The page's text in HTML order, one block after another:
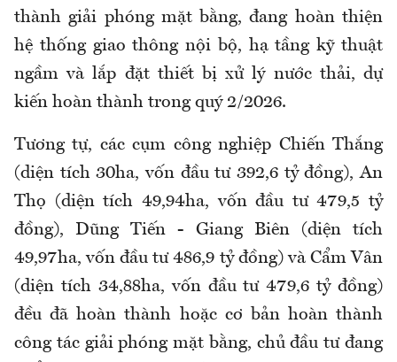
thành giải phóng mặt bằng, đang hoàn thiện
hệ thống giao thông nội bộ, hạ tầng kỹ thuật
ngầm và lắp đặt thiết bị xử lý nước thải, dự
kiến hoàn thành trong quý 2/2026.
Tương tự, các cụm công nghiệp Chiến Thắng
(diện tích 30ha, vốn đầu tư 392,6 tỷ đồng), An
Thọ (diện tích 49,94ha, vốn đầu tư 479,5 tỷ
đồng), Dũng Tiến - Giang Biên (diện tích
49,97ha, vốn đầu tư 486,9 tỷ đồng) và Cẩm Vân
(diện tích 34,88ha, vốn đầu tư 479,6 tỷ đồng)
đều đã hoàn thành hoặc cơ bản hoàn thành
công tác giải phóng mặt bằng, chủ đầu tư đang